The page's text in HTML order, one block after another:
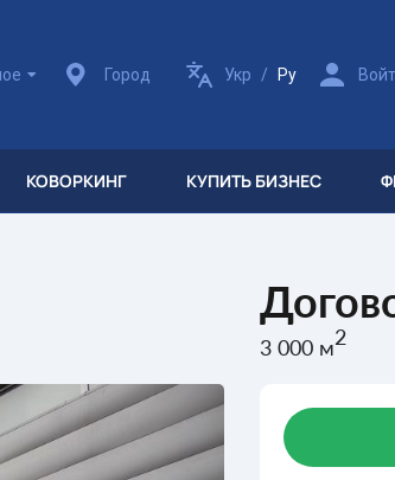
Город Укр / Ру
КОВОРКИНГ КУПИТЬ БИЗНЕС
3 000 м2